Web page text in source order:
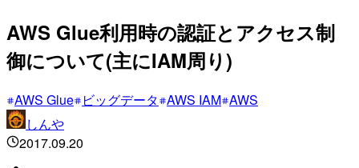
AWS Glue利用時の認証とアクセス制
御について(主にIAM周り)
AWS Glue ビッグデータ AWS IAM AWS
しんや
2017.09.20